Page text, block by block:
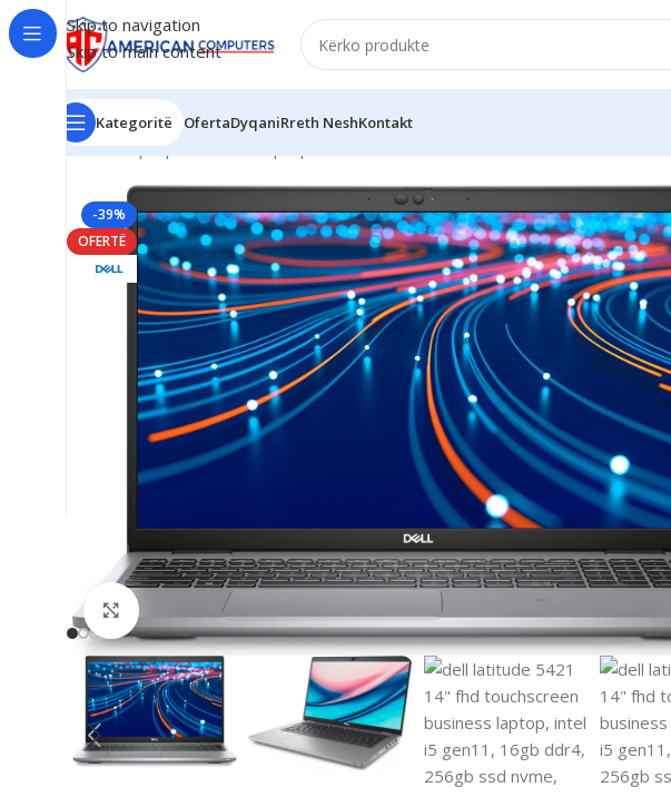
Skip to navigation
Skip to main content
Kategoritë OfertaDyqaniRreth NeshKontakt
Kreu/Laptop
-39%
OFERTË
Click to enlarge